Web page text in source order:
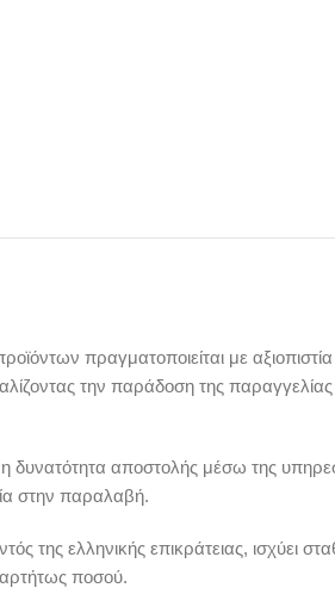
πραγματοποιείται με
την παράδοση της
η δυνατότητα αποστολής μέσω της
στην παραλαβή.
της ελληνικής επικράτειας, ισχύει
ποσού.